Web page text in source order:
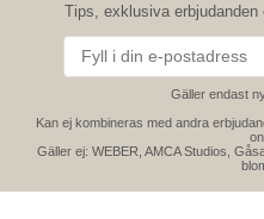
Tips, exklusiva erbjudanden
Gäller endast
Kan ej kombineras med andra
Gäller ej: WEBER, AMCA Studios,